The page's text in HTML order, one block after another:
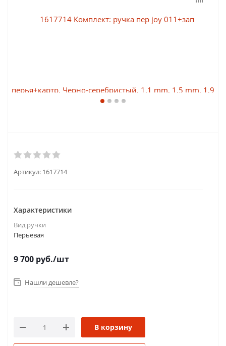
Артикул: 1617714
Характеристики
Вид ручки
Перьевая
9 700 руб./шт
Нашли дешевле?
В корзину